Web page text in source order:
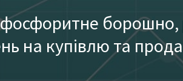
фосфоритне
на купівлю та